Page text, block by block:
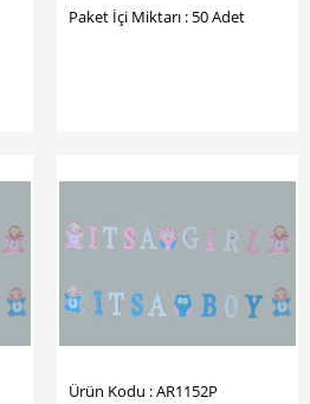
Paket İçi Miktarı : 50 Adet
Ürün Kodu : AR1152P